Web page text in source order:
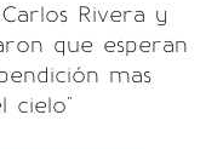
Rivera y
que esperan
mas
cielo"